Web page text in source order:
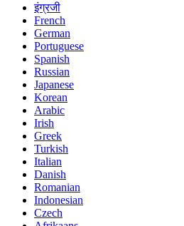
इंग्रजी
French
German
Portuguese
Spanish
Russian
Japanese
Korean
Arabic
Irish
Greek
Turkish
Italian
Danish
Romanian
Indonesian
Czech